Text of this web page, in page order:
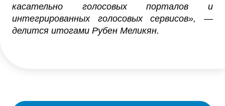
касательно голосовых порталов и
интегрированных голосовых сервисов», —
делится итогами Рубен Меликян.